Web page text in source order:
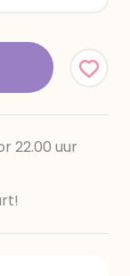
22.00 uur